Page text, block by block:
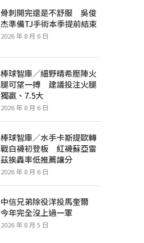
骨刺開完還是不舒服 吳俊
杰準備TJ手術本季提前結束
2026 年 8 月 6 日
棒球智庫／細野晴希壓陣火
腿可望一搏 建議投注火腿
獨贏、7.5大
2026 年 8 月 6 日
棒球智庫／水手卡斯提歐轉
戰白襪初登板 紅襪蘇亞雷
茲挨轟率低推薦讓分
2026 年 8 月 6 日
中信兄弟除役洋投馬奎爾
今年完全沒上過一軍
2026 年 8 月 5 日